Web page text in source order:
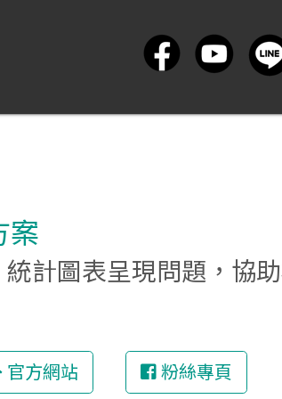
案
計圖表呈現問題，協
官方網站 粉絲專頁